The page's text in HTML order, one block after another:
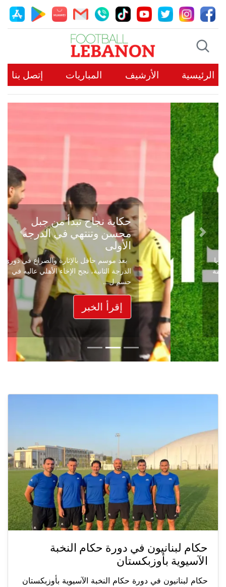
الرئيسية الأرشيف المباريات إتصل بنا
حكاية نجاح تبدأ من جبل
محسن وتنتهي في الدرجة
الأولى
بعد موسم حافل بالإثارة والصراع في دوري
الدرجة الثانية، نجح الإخاء الأهلي عاليه في
حسم ل...
إقرأ الخبر
Previous
Next
حكام لبنانيون في دورة حكام النخبة
الآسيوية بأوزبكستان
حكام لبنانيون في دورة حكام النخبة الآسيوية بأوزبكستان